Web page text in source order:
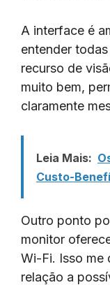
A interface é
entender
recurso de
muito bem,
claramente
Leia Mais:
Custo-
Outro ponto
monitor
Wi-Fi. Isso me
relação a